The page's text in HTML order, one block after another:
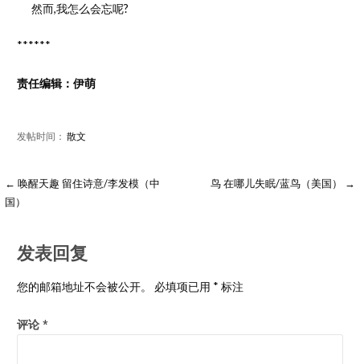
然而,我怎么会忘呢?
******
责任编辑：伊萌
发帖时间： 散文
← 唤醒天趣 留住诗意/李发模（中
国）
鸟 在哪儿失眠/蓝鸟（美国） →
发表回复
您的邮箱地址不会被公开。 必填项已用 * 标注
评论 *